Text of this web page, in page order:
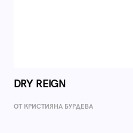
DRY REIGN
ОТ КРИСТИЯНА БУРДЕВА